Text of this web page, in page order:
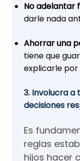
No adelantar
darle nada
Ahorrar una
tiene que
explicarle por
3. Involucra a
decisiones
Es
reglas
hijos hacer